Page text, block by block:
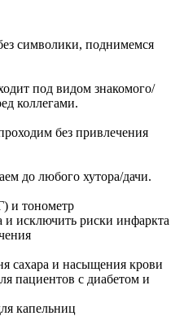
символики, поднимемся
под видом знакомого/
коллегами.
без привлечения
до любого хутора/дачи.
и тонометр
и исключить риски инфаркта
сахара и насыщения крови
пациентов с диабетом и
капельниц